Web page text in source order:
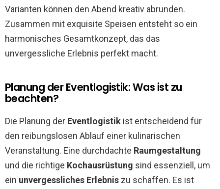
Varianten können den Abend kreativ abrunden.
Zusammen mit exquisite Speisen entsteht so ein
harmonisches Gesamtkonzept, das das
unvergessliche Erlebnis perfekt macht.
Planung der Eventlogistik: Was ist zu
beachten?
Die Planung der Eventlogistik ist entscheidend für
den reibungslosen Ablauf einer kulinarischen
Veranstaltung. Eine durchdachte Raumgestaltung
und die richtige Kochausrüstung sind essenziell, um
ein unvergessliches Erlebnis zu schaffen. Es ist